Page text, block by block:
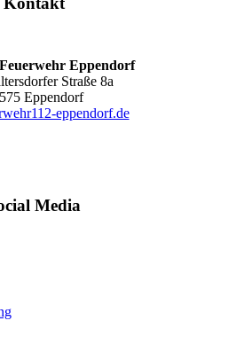
Eppendorf
Straße 8a
Eppendorf
eppendorf.de
Media